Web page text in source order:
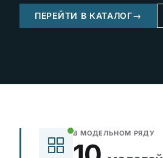
ПЕРЕЙТИ В КАТАЛОГ→
В МОДЕЛЬНОМ РЯДУ